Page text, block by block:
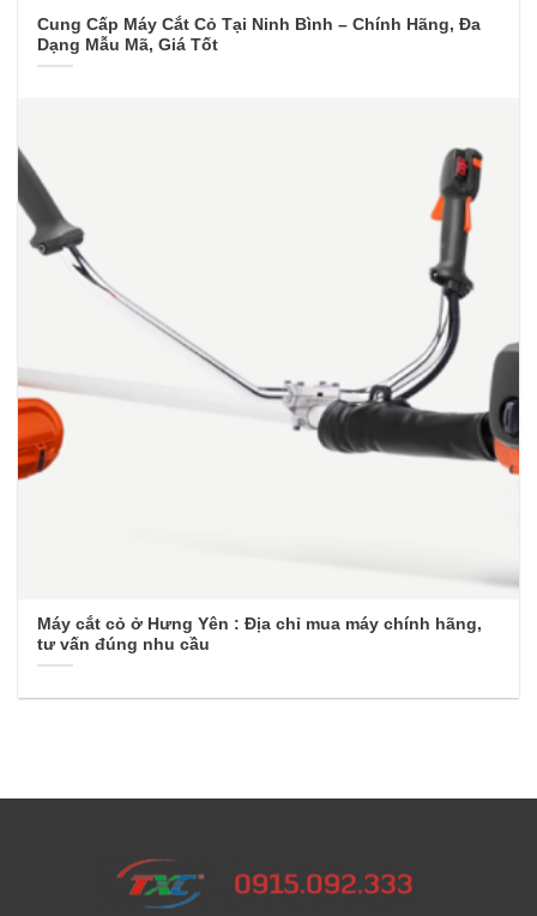
Cung Cấp Máy Cắt Cỏ Tại Ninh Bình – Chính Hãng, Đa
Dạng Mẫu Mã, Giá Tốt
Máy cắt cỏ ở Hưng Yên : Địa chỉ mua máy chính hãng,
tư vấn đúng nhu cầu